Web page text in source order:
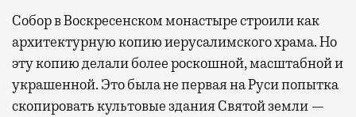
Собор в Воскресенском монастыре строили как
архитектурную копию иерусалимского храма. Но
эту копию делали более роскошной, масштабной и
украшенной. Это была не первая на Руси попытка
скопировать культовые здания Святой земли —